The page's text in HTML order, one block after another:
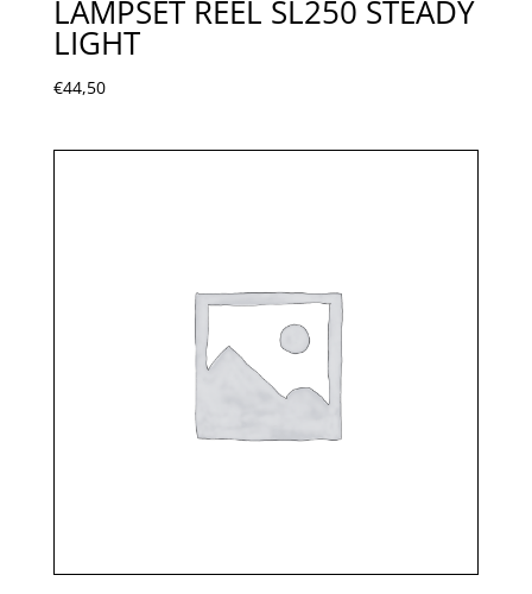
LAMPSET REEL SL250 STEADY
LIGHT
€44,50